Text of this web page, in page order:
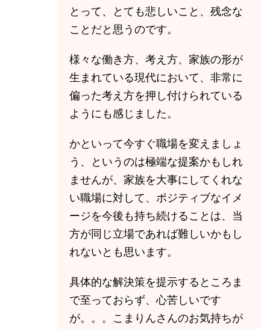
とって、とても悲しいこと、残念な
ことだと思うのです。
様々な働き方、考え方、家族の形が
生まれている現代において、非常に
偏った考え方を押し付けられている
ようにも感じました。
かといって今すぐ職場を変えましょ
う、というのは極端な提案かもしれ
ませんが、家族を大事にしてくれな
い職場に対して、ポジティブなイメ
ージを今後も持ち続けることは、当
方が同じ立場であれば難しいかもし
れないとも思います。
具体的な解決策を提示するところま
で至っておらず、心苦しいです
が。。。こまりんさんのお気持ちが